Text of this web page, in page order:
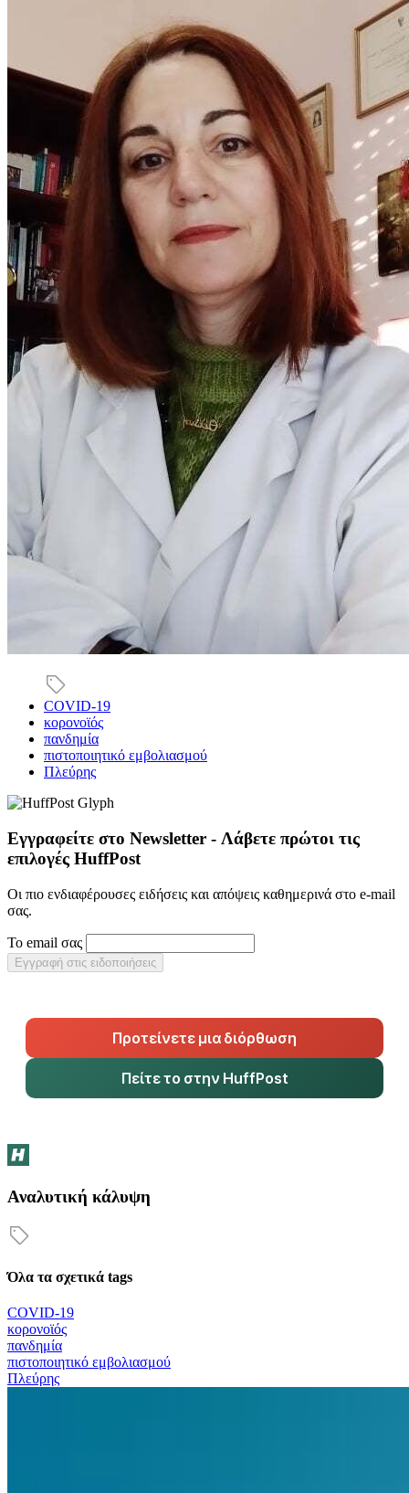
COVID-19
κορονοϊός
πανδημία
πιστοποιητικό εμβολιασμού
Πλεύρης
Εγγραφείτε στο Newsletter - Λάβετε πρώτοι τις
επιλογές HuffPost
Οι πιο ενδιαφέρουσες ειδήσεις και απόψεις καθημερινά στο e-mail
σας.
Το email σας
Εγγραφή στις ειδοποιήσεις
Προτείνετε μια διόρθωση
Πείτε το στην HuffPost
Αναλυτική κάλυψη
Όλα τα σχετικά tags
COVID-19
κορονοϊός
πανδημία
πιστοποιητικό εμβολιασμού
Πλεύρης